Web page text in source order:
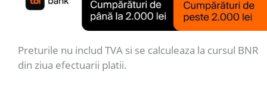
Preturile nu includ TVA si se calculeaza la cursul BNR
din ziua efectuarii platii.